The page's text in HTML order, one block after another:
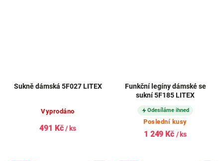
Sukně dámská 5F027 LITEX
Vyprodáno
491 Kč/ ks
Funkční legíny dámské se
sukní 5F185 LITEX
Odesíláme ihned
Poslední kusy
1 249 Kč / ks